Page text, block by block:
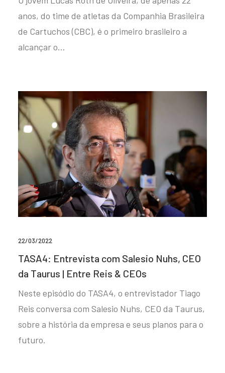
anos, do time de atletas da Companhia Brasileira
de Cartuchos (CBC), é o primeiro brasileiro a
alcançar o…
22/03/2022
TASA4: Entrevista com Salesio Nuhs, CEO
da Taurus | Entre Reis & CEOs
Neste episódio do TASA4, o entrevistador Tiago
Reis conversa com Salesio Nuhs, CEO da Taurus,
sobre a história da empresa e seus planos para o
futuro.